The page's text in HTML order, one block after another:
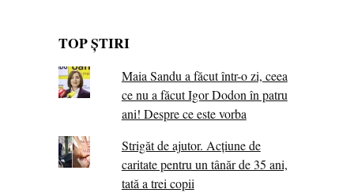
TOP ȘTIRI
Maia Sandu a făcut într-o zi, ceea
ce nu a făcut Igor Dodon în patru
ani! Despre ce este vorba
Strigăt de ajutor. Acțiune de
caritate pentru un tânăr de 35 ani,
tată a trei copii